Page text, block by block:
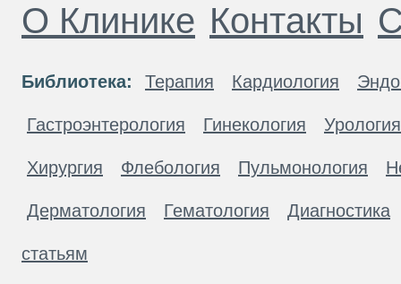
О Клинике Контакты
Библиотека: Терапия Кардиология
Гастроэнтерология Гинекология Урология
Хирургия Флебология Пульмонология
Дерматология Гематология Диагностика
статьям